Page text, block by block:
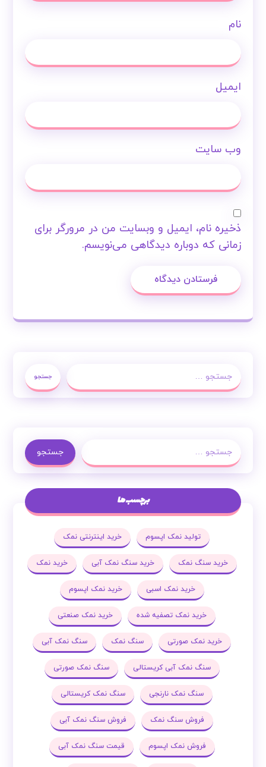
نام
ایمیل
وب‌ سایت
ذخیره نام، ایمیل و وبسایت من در مرورگر برای
زمانی که دوباره دیدگاهی می‌نویسم.
فرستادن دیدگاه
جستجو
جستجو
برچسب ها
تولید نمک اپسوم خرید اینترنتی نمک
خرید سنگ نمک خرید سنگ نمک آبی خرید نمک
خرید نمک اسبی خرید نمک اپسوم
خرید نمک تصفیه شده خرید نمک صنعتی
خرید نمک صورتی سنگ نمک سنگ نمک آبی
سنگ نمک آبی کریستالی سنگ نمک صورتی
سنگ نمک نارنجی سنگ نمک کریستالی
فروش سنگ نمک فروش سنگ نمک آبی
فروش نمک اپسوم قیمت سنگ نمک آبی